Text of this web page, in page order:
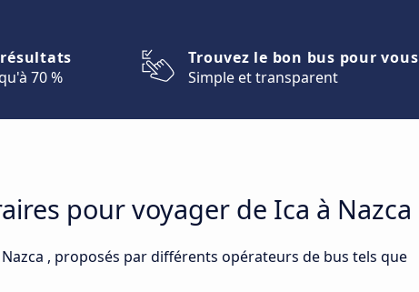
résultats
70 %
Trouvez le bon bus pour vous
Simple et transparent
pour voyager de Ica à Nazca
, proposés par différents opérateurs de bus tels que